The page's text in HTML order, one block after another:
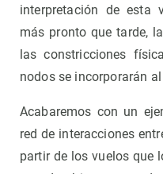
interpretación de esta
más pronto que tarde,
las constricciones
nodos se incorporarán
Acabaremos con un
red de interacciones
partir de los vuelos que